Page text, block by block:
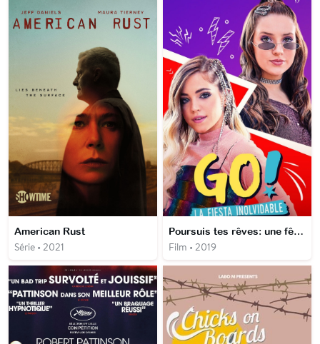
American Rust
Série • 2021
Poursuis tes rêves: une fête inoubliable
Film • 2019